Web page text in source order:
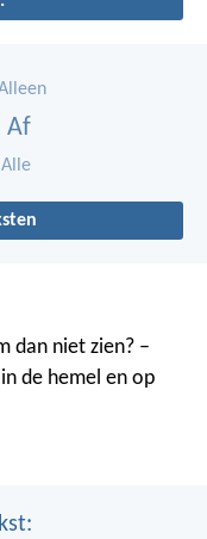
Af
Alle
dan niet zien? –
in de hemel en op